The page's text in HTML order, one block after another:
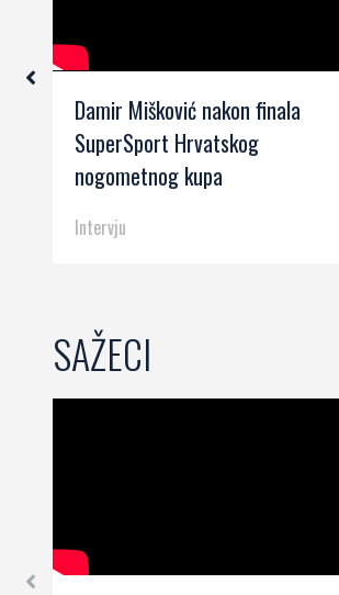
Damir Mišković nakon finala
SuperSport Hrvatskog
nogometnog kupa
Intervju
SAŽECI